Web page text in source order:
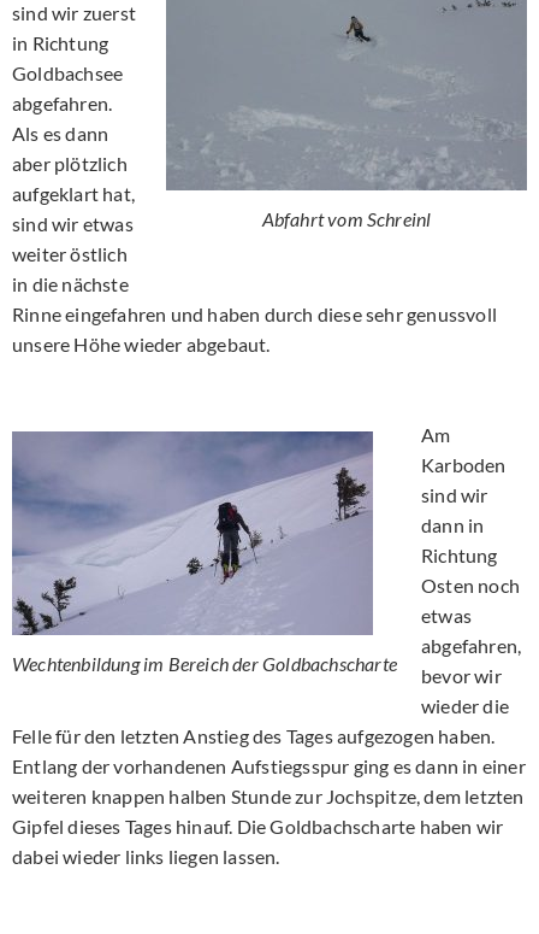
Abfahrt vom Schreinl
sind wir zuerst
in Richtung
Goldbachsee
abgefahren.
Als es dann
aber plötzlich
aufgeklart hat,
sind wir etwas
weiter östlich
in die nächste
Rinne eingefahren und haben durch diese sehr genussvoll
unsere Höhe wieder abgebaut.
Wechtenbildung im Bereich der Goldbachscharte
Am
Karboden
sind wir
dann in
Richtung
Osten noch
etwas
abgefahren,
bevor wir
wieder die
Felle für den letzten Anstieg des Tages aufgezogen haben.
Entlang der vorhandenen Aufstiegsspur ging es dann in einer
weiteren knappen halben Stunde zur Jochspitze, dem letzten
Gipfel dieses Tages hinauf. Die Goldbachscharte haben wir
dabei wieder links liegen lassen.